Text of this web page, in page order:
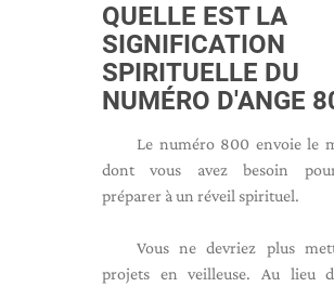
QUELLE EST LA
SIGNIFICATION
SPIRITUELLE DU
NUMÉRO D'ANGE
Le numéro 800 envoie le
dont vous avez besoin
préparer à un réveil spirituel.
Vous ne devriez plus
projets en veilleuse. Au lieu